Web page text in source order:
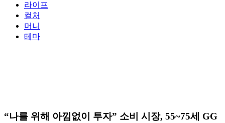
라이프
컬처
머니
테마
“나를 위해 아낌없이 투자” 소비 시장, 55~75세 GG